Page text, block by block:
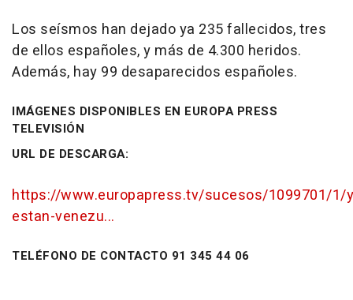
Los seísmos han dejado ya 235 fallecidos, tres
de ellos españoles, y más de 4.300 heridos.
Además, hay 99 desaparecidos españoles.
IMÁGENES DISPONIBLES EN EUROPA PRESS
TELEVISIÓN
URL DE DESCARGA:
https://www.europapress.tv/sucesos/1099701/1/
estan-venezu...
TELÉFONO DE CONTACTO 91 345 44 06